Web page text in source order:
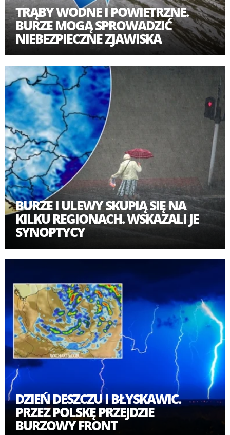
TRĄBY WODNE I POWIETRZNE.
BURZE MOGĄ SPROWADZIĆ
NIEBEZPIECZNE ZJAWISKA
BURZE I ULEWY SKUPIĄ SIĘ NA
KILKU REGIONACH. WSKAZALI JE
SYNOPTYCY
DZIEŃ DESZCZU I BŁYSKAWIC.
PRZEZ POLSKĘ PRZEJDZIE
BURZOWY FRONT